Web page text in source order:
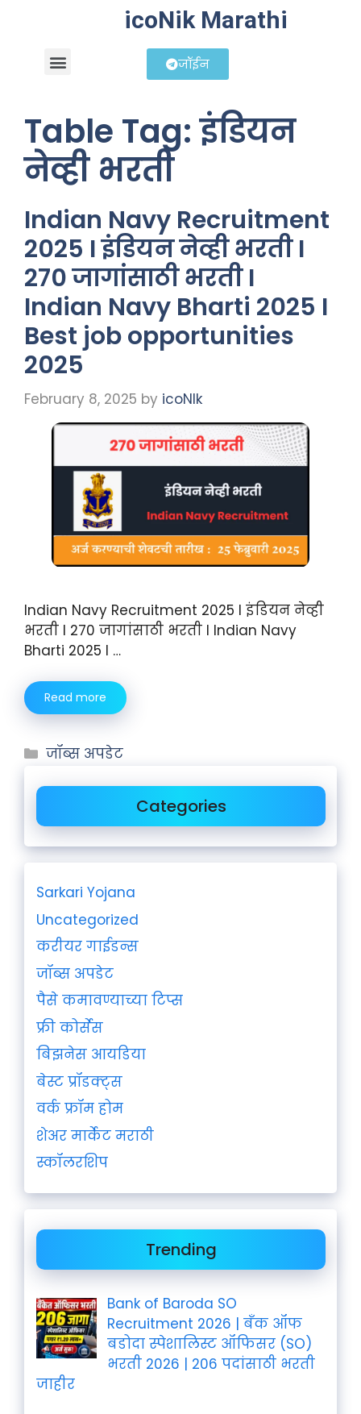
icoNik Marathi
जॉईन
Table Tag:इंडियन
नेव्ही भरती
Indian Navy Recruitment
2025 I इंडियन नेव्ही भरती I
270 जागांसाठी भरती I
Indian Navy Bharti 2025 I
Best job opportunities
2025
February 8, 2025 by icoNIk
Indian Navy Recruitment 2025 I इंडियन नेव्ही
भरती I 270 जागांसाठी भरती I Indian Navy
Bharti 2025 I …
Read more
जॉब्स अपडेट
Categories
Sarkari Yojana
Uncategorized
करीयर गाईडन्स
जॉब्स अपडेट
पैसे कमावण्याच्या टिप्स
फ्री कोर्सेस
बिझनेस आयडिया
बेस्ट प्रॉडक्ट्स
वर्क फ्रॉम होम
शेअर मार्केट मराठी
स्कॉलरशिप
Trending
Bank of Baroda SO
Recruitment 2026 | बँक ऑफ
बडोदा स्पेशालिस्ट ऑफिसर (SO)
भरती 2026 | 206 पदांसाठी भरती
जाहीर